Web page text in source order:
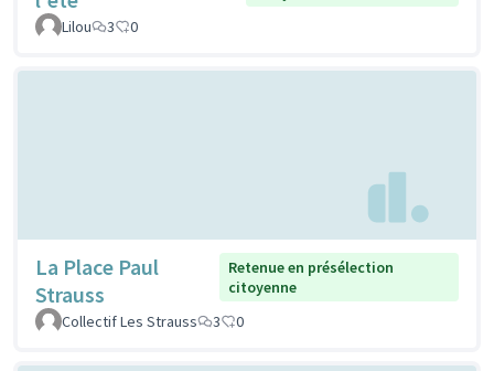
Lilou
3 0
La Place Paul
Strauss
Retenue en présélection
citoyenne
Collectif Les Strauss
3 0